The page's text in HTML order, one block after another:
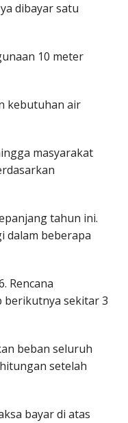
dibayar satu
10 meter
kebutuhan air
masyarakat
tahun ini.
dalam beberapa
Rencana
berikutnya sekitar 3
beban seluruh
setelah
bayar di atas